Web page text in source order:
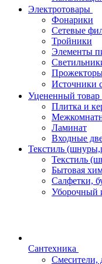
Электротовары
Фонарики
Сетевые
Тройники
Элементы
Источники
Уцененный товар
Плитка и
Ламинат
Входные
Текстиль
Текстиль
Бытовая
Салфетки,
Уборочный
Сантехника
Смесители,